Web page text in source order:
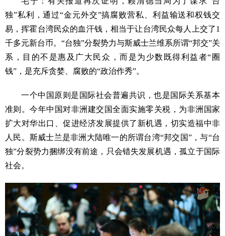
独”私利，通过“金元外交”搞腐败营私、利益输送和权钱交
易，挥霍台湾民众的血汗钱，相当于让台湾民众每人上交了1
千多元新台币。“台独”分裂势力与斯威士兰维系所谓“邦交”关
系，目的不是惠及广大民众，而是为少数既得利益者“圈
钱”，是充斥贪婪、腐败的“政治作秀”。
一个中国原则是国际社会普遍共识，也是国际关系基本
准则。今年中国对非洲建交国全面实施零关税，为非洲国家
扩大对华出口、促进经济发展提供了新机遇，切实造福中非
人民。斯威士兰是非洲大陆唯一的所谓台湾“邦交国”，与“台
独”分裂势力捆绑没有前途，只会错失发展机遇，孤立于国际
社会。